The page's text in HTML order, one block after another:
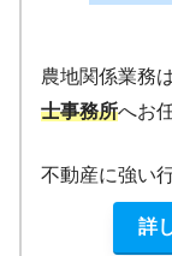
農地関係業務
士事務所へお
不動産に強い
詳